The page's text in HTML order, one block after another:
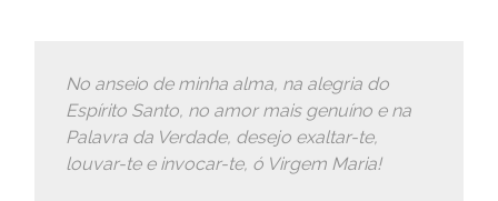
No anseio de minha alma, na alegria do
Espírito Santo, no amor mais genuíno e na
Palavra da Verdade, desejo exaltar-te,
louvar-te e invocar-te, ó Virgem Maria!